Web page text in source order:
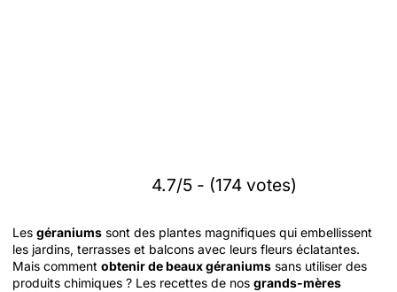
4.7/5 - (174 votes)
Les géraniums sont des plantes magnifiques qui embellissent
les jardins, terrasses et balcons avec leurs fleurs éclatantes.
Mais comment obtenir de beaux géraniums sans utiliser des
produits chimiques ? Les recettes de nos grands-mères